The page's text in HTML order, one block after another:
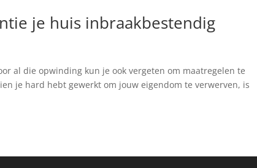
je huis inbraakbestendig
al die opwinding kun je ook vergeten om maatregelen te
je hard hebt gewerkt om jouw eigendom te verwerven, is